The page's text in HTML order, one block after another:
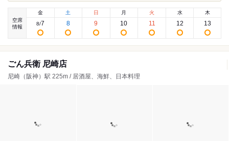
空席
情報
金
8/7
土
8
日
9
月
10
火
11
水
12
木
13
ごん兵衛 尼崎店
尼崎（阪神）駅 225m / 居酒屋、海鮮、日本料理